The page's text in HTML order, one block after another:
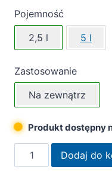
Pojemność
2,5 l
5 l
Zastosowanie
Na zewnątrz
Produkt dostępny
ilość
Remmers
Dodaj do